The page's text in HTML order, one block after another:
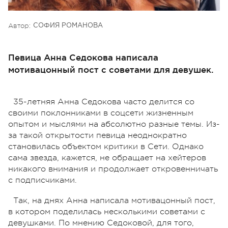
Автор: СОФИЯ РОМАНОВА
Певица Анна Седокова написала
мотивацонный пост с советами для девушек.
35-летняя Анна Седокова часто делится со
своими поклонниками в соцсети жизненным
опытом и мыслями на абсолютно разные темы. Из-
за такой открытости певица неоднократно
становилась объектом критики в Сети. Однако
сама звезда, кажется, не обращает на хейтеров
никакого внимания и продолжает откровенничать
с подписчиками.
Так, на днях Анна написала мотивацонный пост,
в котором поделилась несколькими советами с
девушками. По мнению Седоковой, для того,